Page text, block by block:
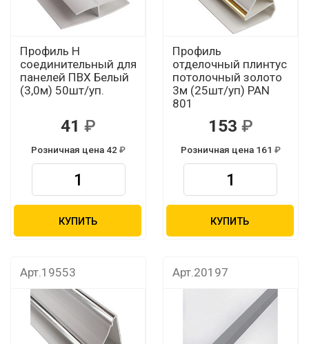
Профиль Н
соединительный для
панелей ПВХ Белый
(3,0м) 50шт/уп.
41
Розничная цена 42
КУПИТЬ
Профиль
отделочный плинтус
потолочный золото
3м (25шт/уп) PAN
801
153
Розничная цена 161
КУПИТЬ
Арт.19553 Арт.20197